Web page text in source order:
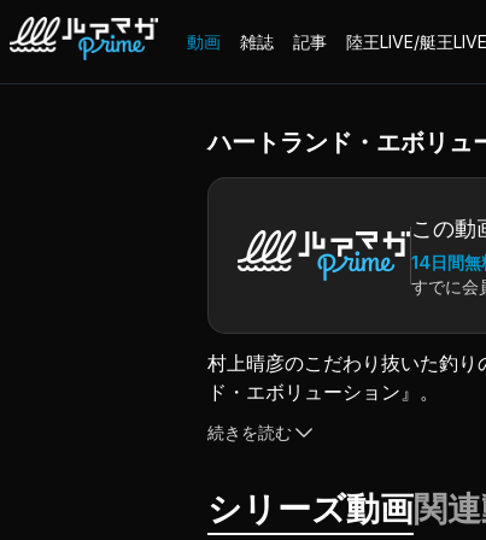
動画 雑誌 記事 陸王LIVE/艇王LIVE
ハートランド・エボリ
この動
14日間無
すでに会
村上晴彦のこだわり抜いた釣
ド・エボリューション』。
Vol.8は、年も新たに本格的に
2026年度に発売予定の「ハー
コンセプトはフルソリッドモデ
続きを読む
シリーズ動画関